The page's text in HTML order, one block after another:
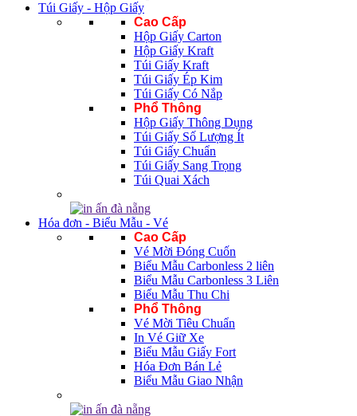
Túi Giấy - Hộp Giấy
Cao Cấp
Hộp Giấy Carton
Hộp Giấy Kraft
Túi Giấy Kraft
Túi Giấy Ép Kim
Túi Giấy Có Nắp
Phổ Thông
Hộp Giấy Thông Dụng
Túi Giấy Số Lượng Ít
Túi Giấy Chuẩn
Túi Giấy Sang Trọng
Túi Quai Xách
Hóa đơn - Biểu Mẫu - Vé
Cao Cấp
Vé Mời Đóng Cuốn
Biểu Mẫu Carbonless 2 liên
Biểu Mẫu Carbonless 3 Liên
Biểu Mẫu Thu Chi
Phổ Thông
Vé Mời Tiêu Chuẩn
In Vé Giữ Xe
Biểu Mẫu Giấy Fort
Hóa Đơn Bán Lẻ
Biểu Mẫu Giao Nhận